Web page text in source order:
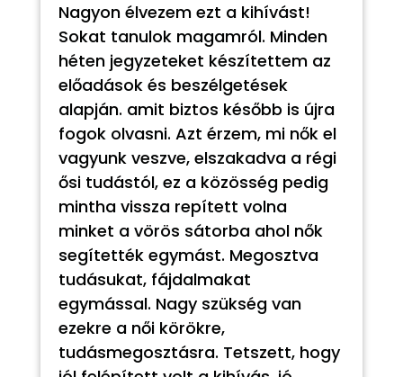
Nagyon élvezem ezt a kihívást!
Sokat tanulok magamról. Minden
héten jegyzeteket készítettem az
előadások és beszélgetések
alapján. amit biztos később is újra
fogok olvasni. Azt érzem, mi nők el
vagyunk veszve, elszakadva a régi
ősi tudástól, ez a közösség pedig
mintha vissza repített volna
minket a vörös sátorba ahol nők
segítették egymást. Megosztva
tudásukat, fájdalmakat
egymással. Nagy szükség van
ezekre a női körökre,
tudásmegosztásra. Tetszett, hogy